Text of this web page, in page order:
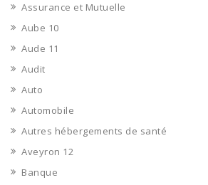
Assurance et Mutuelle
Aube 10
Aude 11
Audit
Auto
Automobile
Autres hébergements de santé
Aveyron 12
Banque